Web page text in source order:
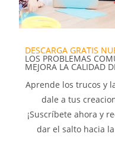
DESCARGA GRATIS
LOS PROBLEMAS
MEJORA LA CALIDAD
Aprende los trucos y
dale a tus
¡Suscríbete ahora y
dar el salto hacia